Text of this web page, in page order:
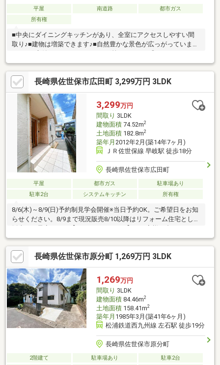
平屋 南道路
都市ガス
所有権
■中央にダイニングキッチンがあり、全室にアクセスしやすい間
取り♪■建物は増築できます♪■自然豊かな景色が広っがっていま
ションおすすめします！■松瀬簡易郵便局まで徒歩約2分■大野モ
ールまで徒歩28分。車で約7分◎■小中学校まで徒歩約20分 ☆住
宅ローン・資金計画のご相談やご質問など、お気軽にお問い合わ
せください。土日祝日も営業しております！ ☆
長崎県佐世保市広田町 3,299万円 3LDK
3,299万円
間取り 3LDK
建物面積74.52m2
土地面積182.8m2
築年月 2012年2月(築14年7ヶ月)
ＪＲ佐世保線 早岐駅 徒歩18分
長崎県佐世保市広田町
平屋 都市ガス
駐車場あり
駐車2台
システムキッチン 所有権
8/6(木)～8/9(日)予約制見学会開催※当日予約OK。ご希望日をお知
らせください。8/9まで現況販売8/10以降はリフォーム住宅として
販売する予定です。【おすすめポイント】・お客様に合わせたロ
ーンの組み方や金融機関をご提案。住宅ローンが初めての方でも
お気軽にご相談ください【周辺施設】・広田小学校 約500ｍ
(徒歩7分)・広田中学校 約950ｍ (徒歩12分)・ＪＲ早岐駅 約
1400ｍ (徒歩18分/車3分)・セブンイレブン佐世保権常寺店様
約800ｍ (徒歩10分/車2分)・マルキョウ早岐店様1000ｍ (徒歩
13分/車2分)
長崎県佐世保市原分町 1,269万円 3LDK
1,269万円
間取り 3LDK
建物面積84.46m2
土地面積158.41m2
築年月 1985年3月(築41年6ヶ月)
松浦鉄道西九州線 左石駅 徒歩19分
長崎県佐世保市原分町
2階建て 駐車場あり 駐車2台